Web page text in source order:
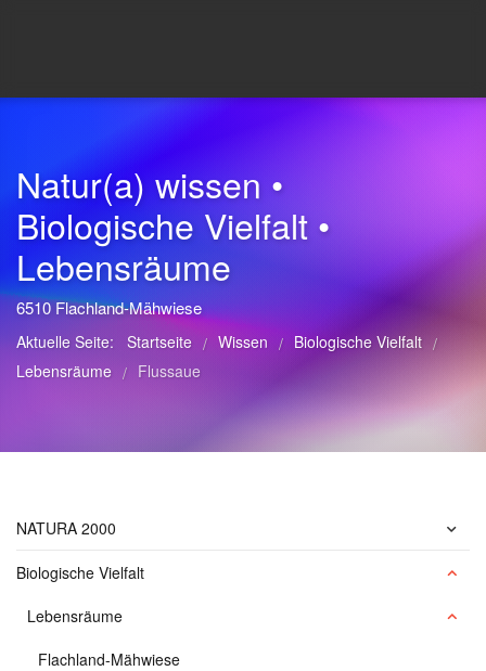
Natur(a) wissen •
Biologische Vielfalt •
Lebensräume
6510 Flachland-Mähwiese
Aktuelle Seite: Startseite / Wissen / Biologische Vielfalt /
Lebensräume / Flussaue
NATURA 2000
Biologische Vielfalt
Lebensräume
Flachland-Mähwiese